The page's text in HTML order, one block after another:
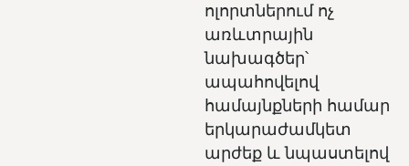
ոլորտներում ոչ
առևտրային
նախագծեր՝
ապահովելով
համայնքների համար
երկարաժամկետ
արժեք և նպաստելով